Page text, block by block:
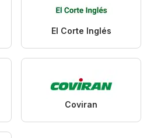
El Corte Inglés
Coviran